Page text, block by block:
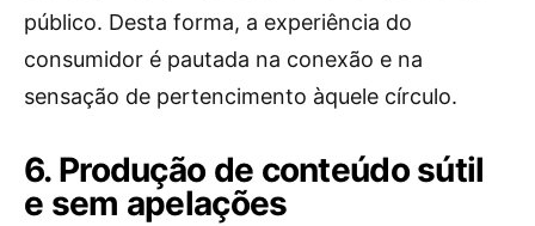
público. Desta forma, a experiência do
consumidor é pautada na conexão e na
sensação de pertencimento àquele círculo.
6. Produção de conteúdo sútil
e sem apelações